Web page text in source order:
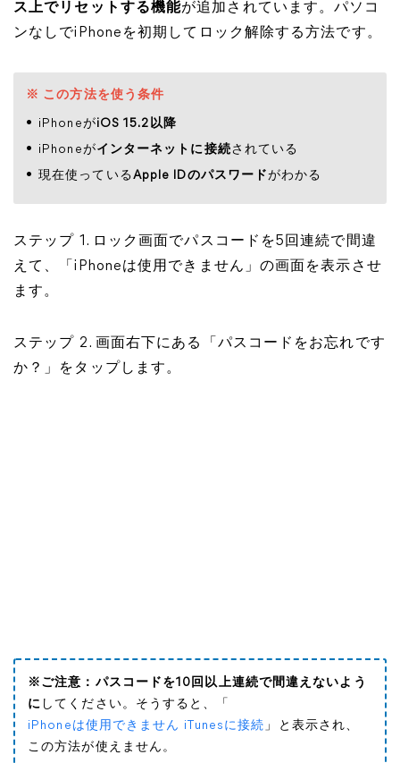
ス上でリセットする機能が追加されています。パソコ
ンなしでiPhoneを初期してロック解除する方法です。
※ この方法を使う条件
iPhoneがiOS 15.2以降
iPhoneがインターネットに接続されている
現在使っているApple IDのパスワードがわかる
ステップ 1. ロック画面でパスコードを5回連続で間違
えて、「iPhoneは使用できません」の画面を表示させ
ます。
ステップ 2. 画面右下にある「パスコードをお忘れです
か？」をタップします。
※ご注意： パスコードを10回以上連続で間違えないよう
に してください。そうすると、「
iPhoneは使用できません iTunesに接続」と表示され、
この方法が使えません。